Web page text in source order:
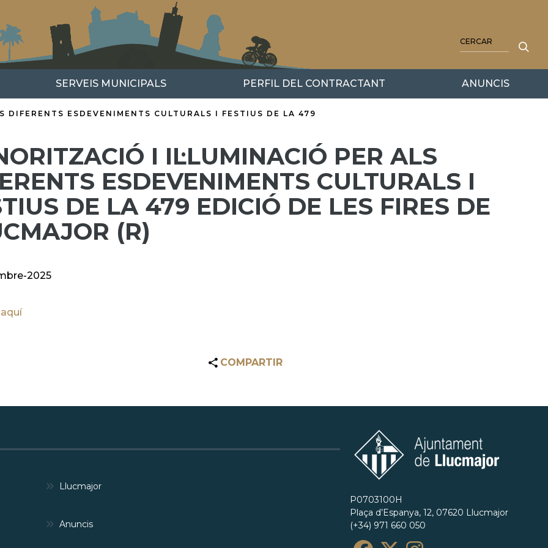
SERVEIS MUNICIPALS PERFIL DEL CONTRACTANT ANUNCIS
ESDEVENIMENTS CULTURALS I FESTIUS DE LA 479
I IL·LUMINACIÓ PER ALS
ESDEVENIMENTS CULTURALS I
DE LA 479 EDICIÓ DE LES FIRES DE
(R)
2025
COMPARTIR
Llucmajor
Anuncis
P0703100H
Plaça d’Espanya, 12, 07620 Llucmajor
(+34) 971 660 050